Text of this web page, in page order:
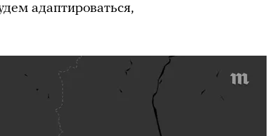
адаптироваться,